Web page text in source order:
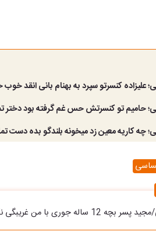
علیزاده کنسرتو سپرد به بهنام بانی انقد
حامیم تو کنسرتش حس غم گرفته بود دختر
چه کاریه معین زد میخونه بلندگو بده دست
غریبگی نکن رو اجرا کرد که اشک همه دراومد